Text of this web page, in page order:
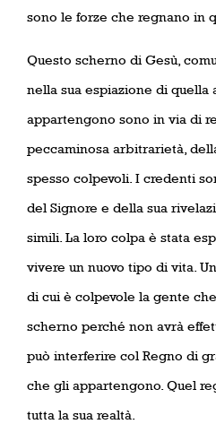
sono le forze che regnano in
Questo scherno di Gesù,
nella sua espiazione di
appartengono sono in via di
peccaminosa arbitrarietà,
spesso colpevoli. I credenti
del Signore e della sua
simili. La loro colpa è stata
vivere un nuovo tipo di vita.
di cui è colpevole la gente
scherno perché non avrà
può interferire col Regno di
che gli appartengono. Quel
tutta la sua realtà.